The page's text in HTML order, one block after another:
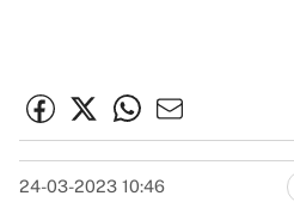
24-03-2023 10:46